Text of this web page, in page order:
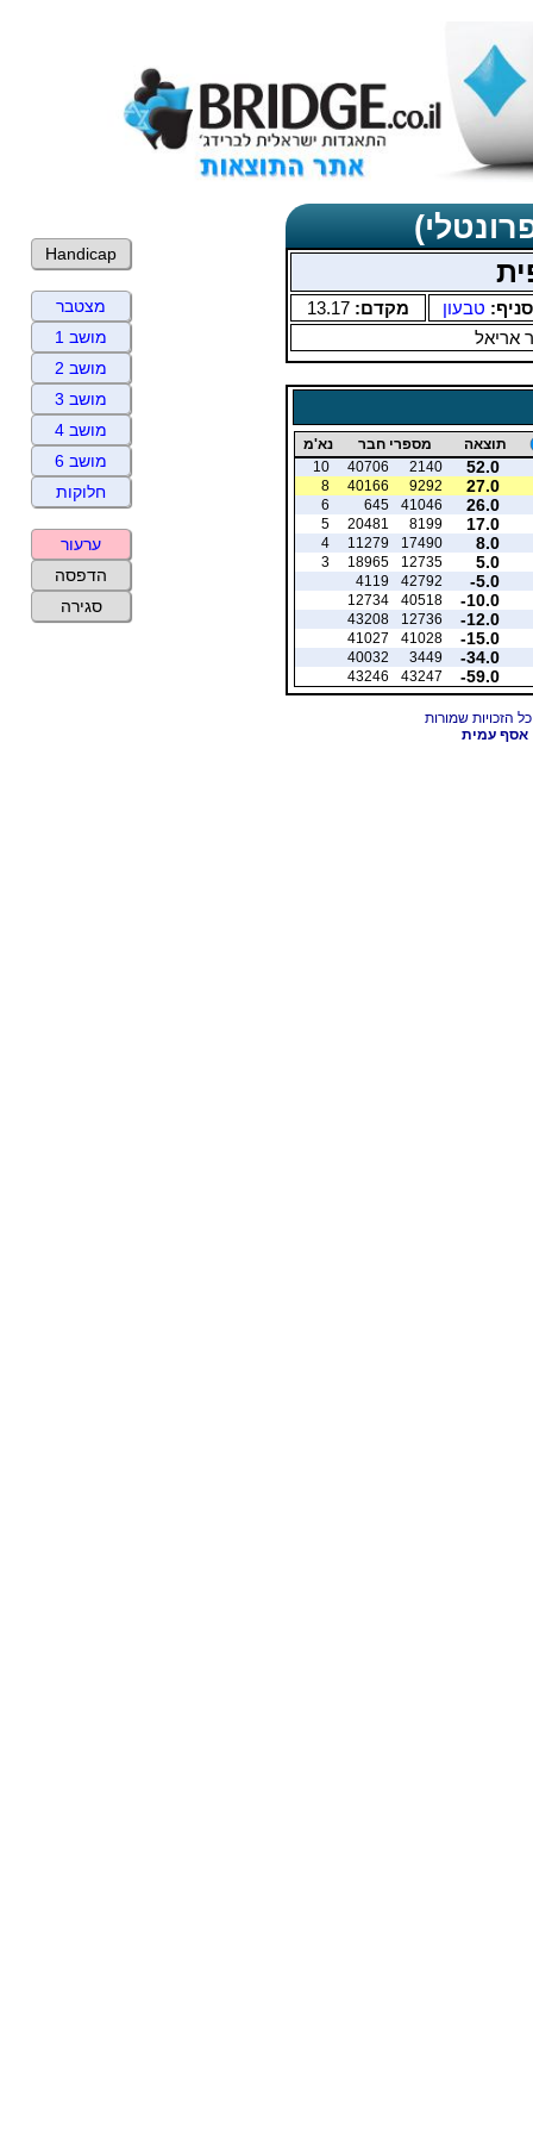
סניף: טבעון מקדם: 13.17
אריאל
תוצאה מספרי חבר נא'מ
52.0
2140
40706
10
27.0
9292
40166
8
26.0
41046
645
6
17.0
8199
20481
5
8.0
17490
11279
4
5.0
12735
18965
3
-5.0
42792
4119
-10.0
40518
12734
-12.0
12736
43208
-15.0
41028
41027
-34.0
3449
40032
-59.0
43247
43246
אסף עמית
Handicap
מצטבר
מושב 1
מושב 2
מושב 3
מושב 4
מושב 6
חלוקות
ערעור
הדפסה
סגירה